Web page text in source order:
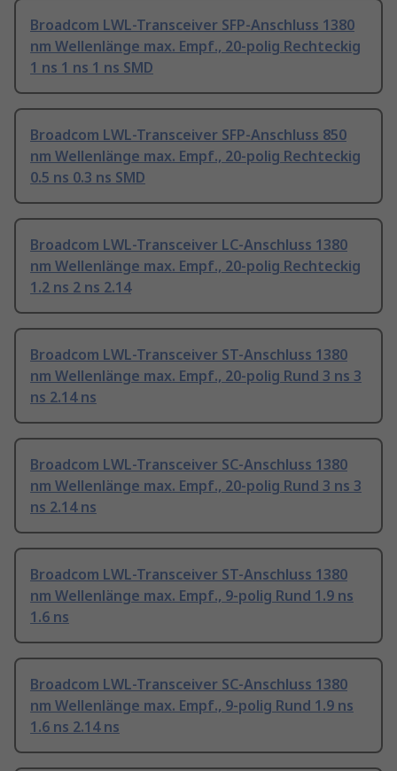
Broadcom LWL-Transceiver SFP-Anschluss 1380
nm Wellenlänge max. Empf., 20-polig Rechteckig
1 ns 1 ns 1 ns SMD
Broadcom LWL-Transceiver SFP-Anschluss 850
nm Wellenlänge max. Empf., 20-polig Rechteckig
0.5 ns 0.3 ns SMD
Broadcom LWL-Transceiver LC-Anschluss 1380
nm Wellenlänge max. Empf., 20-polig Rechteckig
1.2 ns 2 ns 2.14
Broadcom LWL-Transceiver ST-Anschluss 1380
nm Wellenlänge max. Empf., 20-polig Rund 3 ns 3
ns 2.14 ns
Broadcom LWL-Transceiver SC-Anschluss 1380
nm Wellenlänge max. Empf., 20-polig Rund 3 ns 3
ns 2.14 ns
Broadcom LWL-Transceiver ST-Anschluss 1380
nm Wellenlänge max. Empf., 9-polig Rund 1.9 ns
1.6 ns
Broadcom LWL-Transceiver SC-Anschluss 1380
nm Wellenlänge max. Empf., 9-polig Rund 1.9 ns
1.6 ns 2.14 ns